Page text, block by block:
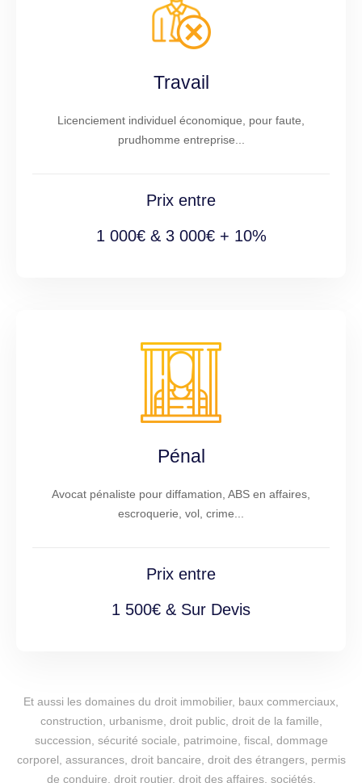
Travail
Licenciement individuel économique, pour faute,
prudhomme entreprise...
Prix entre
1 000€ & 3 000€ + 10%
Pénal
Avocat pénaliste pour diffamation, ABS en affaires,
escroquerie, vol, crime...
Prix entre
1 500€ & Sur Devis
Et aussi les domaines du droit immobilier, baux commerciaux,
construction, urbanisme, droit public, droit de la famille,
succession, sécurité sociale, patrimoine, fiscal, dommage
corporel, assurances, droit bancaire, droit des étrangers, permis
de conduire, droit routier, droit des affaires, sociétés,